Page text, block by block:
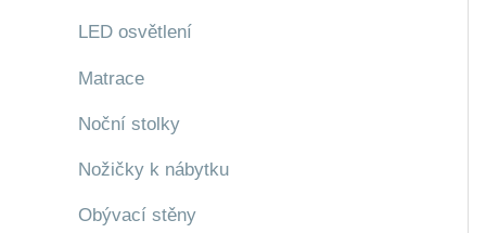
LED osvětlení
Matrace
Noční stolky
Nožičky k nábytku
Obývací stěny